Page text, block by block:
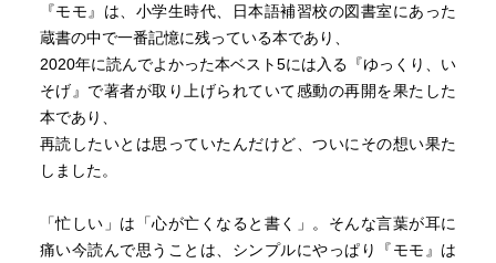
『モモ』は、小学生時代、日本語補習校の図書室にあった
蔵書の中で一番記憶に残っている本であり、
2020年に読んでよかった本ベスト5には入る『ゆっくり、い
そげ』で著者が取り上げられていて感動の再開を果たした
本であり、
再読したいとは思っていたんだけど、ついにその想い果た
しました。
「忙しい」は「心が亡くなると書く」。そんな言葉が耳に
痛い今読んで思うことは、シンプルにやっぱり『モモ』は